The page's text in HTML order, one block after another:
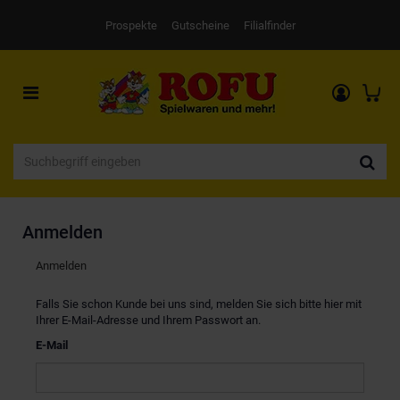
Prospekte Gutscheine Filialfinder
Toggle
navigation
Anmelden
Anmelden
Falls Sie schon Kunde bei uns sind, melden Sie sich bitte hier mit
Ihrer E-Mail-Adresse und Ihrem Passwort an.
E-Mail